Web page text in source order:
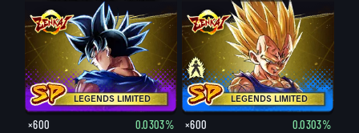
LEGENDS LIMITED
×600 0.0303%
LEGENDS LIMITED
×600 0.0303%